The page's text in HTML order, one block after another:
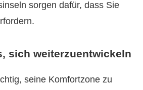
sorgen dafür, dass Sie
sich weiterzuentwickeln
seine Komfortzone zu